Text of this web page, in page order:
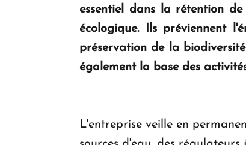
essentiel dans la rétention
écologique. Ils préviennent
préservation de la
également la base des
L'entreprise veille en